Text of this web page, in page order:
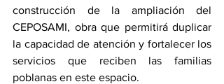
construcción de la ampliación del
CEPOSAMI, obra que permitirá duplicar
la capacidad de atención y fortalecer los
servicios que reciben las familias
poblanas en este espacio.